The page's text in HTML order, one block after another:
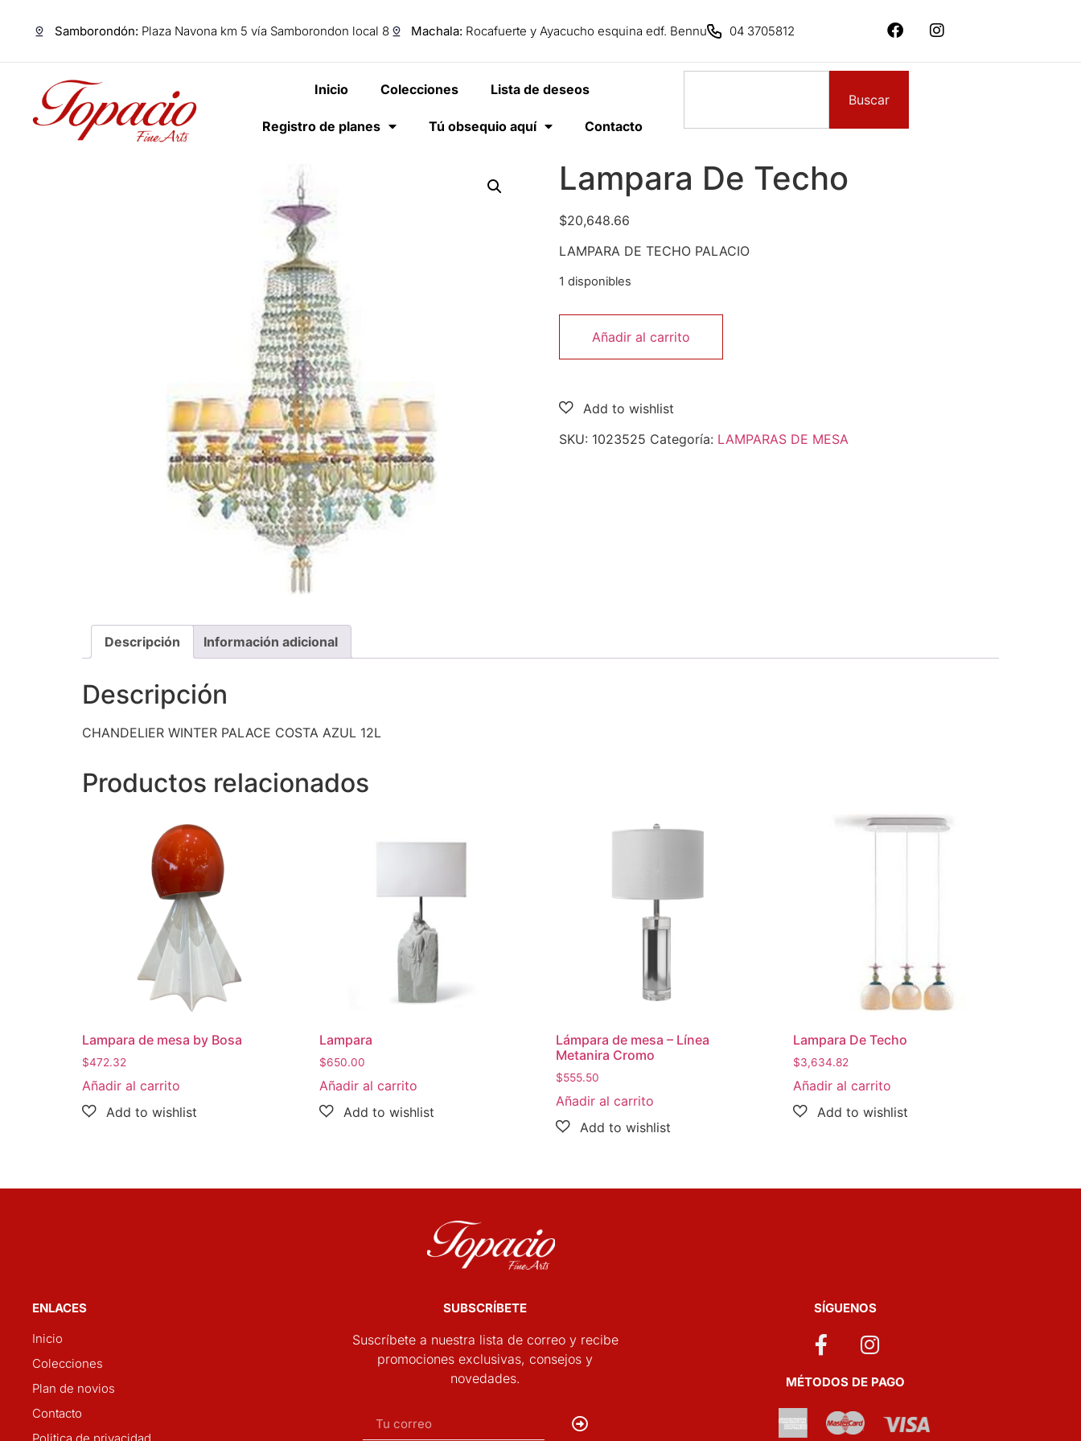
Samborondón: Plaza Navona km 5 vía Samborondon local 8 Machala: Rocafuerte y Ayacucho esquina edf. Bennu 04 3705812
Inicio Colecciones Lista de deseos
Registro de planes Tú obsequio aquí Contacto
Buscar
Lampara De Techo
$20,648.66
LAMPARA DE TECHO PALACIO
1 disponibles
Añadir al carrito
SKU: 1023525 Categoría: LAMPARAS DE MESA
Descripción Información adicional
Descripción
CHANDELIER WINTER PALACE COSTA AZUL 12L
Productos relacionados
Lampara de mesa by Bosa
$472.32
Añadir al carrito
Lampara
$650.00
Añadir al carrito
Lámpara de mesa – Línea
Metanira Cromo
$555.50
Añadir al carrito
Lampara De Techo
$3,634.82
Añadir al carrito
ENLACES
Inicio
Colecciones
Plan de novios
Contacto
SUBSCRÍBETE
Suscríbete a nuestra lista de correo y recibe
promociones exclusivas, consejos y
novedades.
SÍGUENOS
MÉTODOS DE PAGO